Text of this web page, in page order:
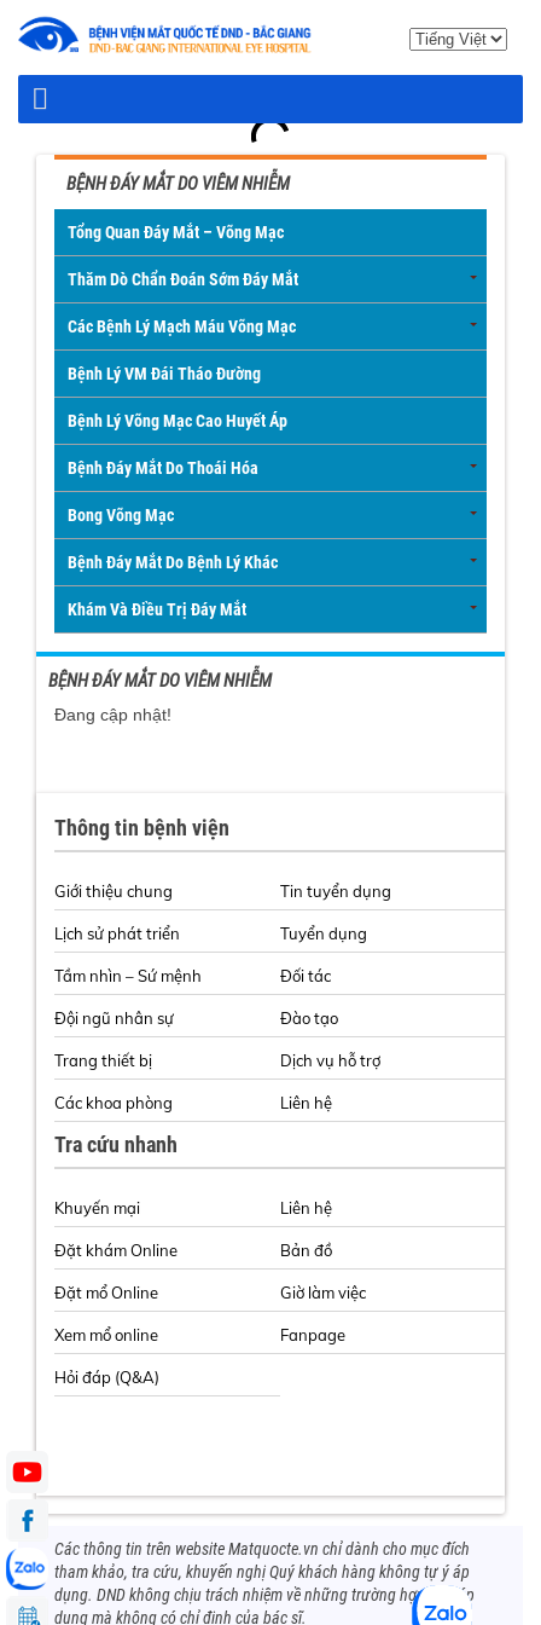
BỆNH ĐÁY MẮT DO VIÊM NHIỄM
Tổng Quan Đáy Mắt – Võng Mạc
Thăm Dò Chẩn Đoán Sớm Đáy Mắt
Các Bệnh Lý Mạch Máu Võng Mạc
Bệnh Lý VM Đái Tháo Đường
Bệnh Lý Võng Mạc Cao Huyết Áp
Bệnh Đáy Mắt Do Thoái Hóa
Bong Võng Mạc
Bệnh Đáy Mắt Do Bệnh Lý Khác
Khám Và Điều Trị Đáy Mắt
BỆNH ĐÁY MẮT DO VIÊM NHIỄM
Đang cập nhật!
Thông tin bệnh viện
Giới thiệu chung
Lịch sử phát triển
Tầm nhìn – Sứ mệnh
Đội ngũ nhân sự
Trang thiết bị
Các khoa phòng
Tin tuyển dụng
Tuyển dụng
Đối tác
Đào tạo
Dịch vụ hỗ trợ
Liên hệ
Tra cứu nhanh
Khuyến mại
Đặt khám Online
Đặt mổ Online
Xem mổ online
Hỏi đáp (Q&A)
Liên hệ
Bản đồ
Giờ làm việc
Fanpage
Các thông tin trên website Matquocte.vn chỉ dành cho mục đích
tham khảo, tra cứu, khuyến nghị Quý khách hàng không tự ý áp
dụng. DND không chịu trách nhiệm về những trường hợp tự ý áp
dụng mà không có chỉ định của bác sĩ.